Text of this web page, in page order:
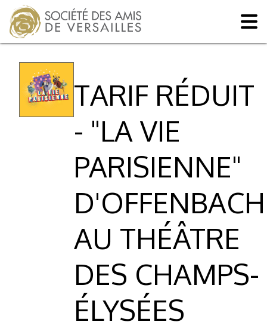
TARIF RÉDUIT
- "LA VIE
PARISIENNE"
D'OFFENBACH
AU THÉÂTRE
DES CHAMPS-
ÉLYSÉES